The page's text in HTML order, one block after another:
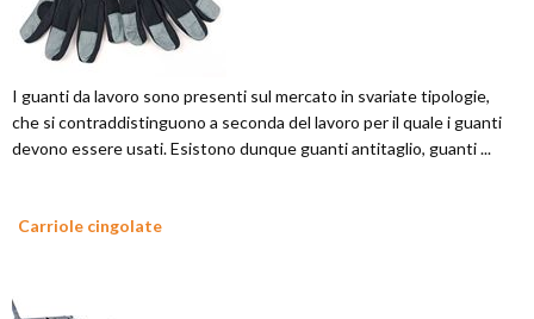
I guanti da lavoro sono presenti sul mercato in svariate tipologie,
che si contraddistinguono a seconda del lavoro per il quale i guanti
devono essere usati. Esistono dunque guanti antitaglio, guanti ...
Carriole cingolate